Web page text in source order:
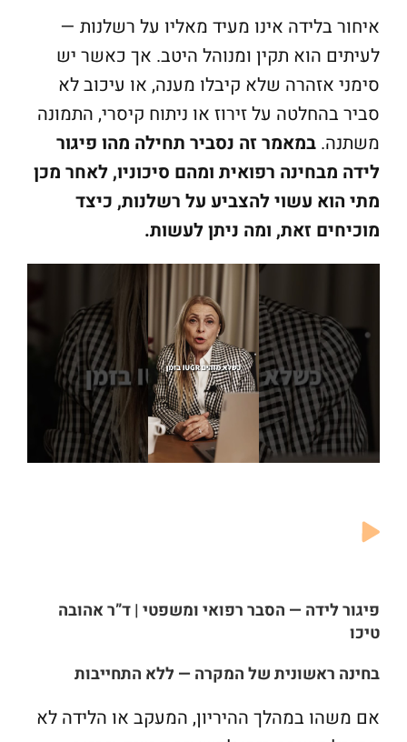
איחור בלידה אינו מעיד מאליו על רשלנות —
לעיתים הוא תקין ומנוהל היטב. אך כאשר יש
סימני אזהרה שלא קיבלו מענה, או עיכוב לא
סביר בהחלטה על זירוז או ניתוח קיסרי, התמונה
משתנה. במאמר זה נסביר תחילה מהו פיגור
לידה מבחינה רפואית ומהם סיכוניו, לאחר מכן
מתי הוא עשוי להצביע על רשלנות, כיצד
מוכיחים זאת, ומה ניתן לעשות.
פיגור לידה — הסבר רפואי ומשפטי | ד”ר אהובה
טיכו
בחינה ראשונית של המקרה — ללא התחייבות
אם משהו במהלך ההיריון, המעקב או הלידה לא